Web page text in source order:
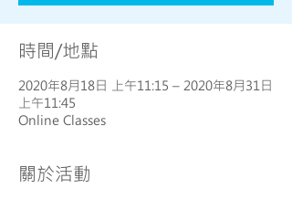
時間/地點
2020年8月18日 上午11:15 – 2020年8月31日
上午11:45
Online Classes
關於活動